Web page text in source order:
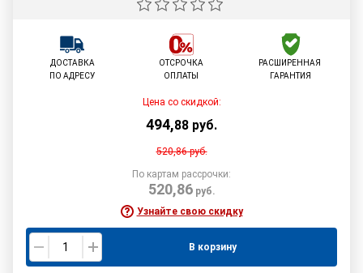
ДОСТАВКА
ПО АДРЕСУ
ОТСРОЧКА
ОПЛАТЫ
РАСШИРЕННАЯ
ГАРАНТИЯ
Цена со скидкой:
494,88 руб.
520,86руб.
По картам рассрочки:
520,86руб.
Узнайте свою скидку
В корзину